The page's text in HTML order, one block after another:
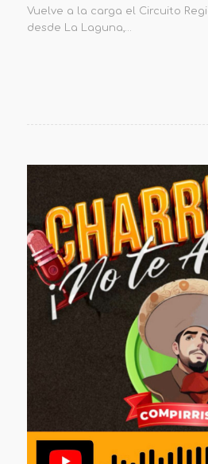
Vuelve a la carga el Circuito
desde La Laguna,…